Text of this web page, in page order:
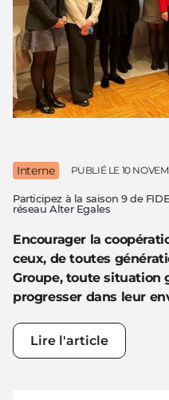
Participez à la saison 9 de
réseau Alter Egales
Encourager la
ceux, de toutes
Groupe, toute situation
progresser dans leur
Interne PUBLIÉ LE 10
Lire l'article